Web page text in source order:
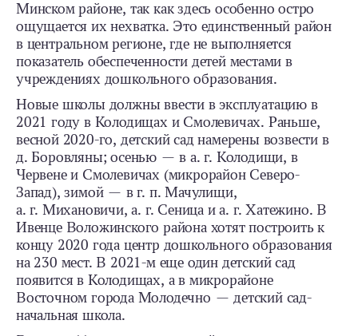
Минском районе, так как здесь особенно остро
ощущается их нехватка. Это единственный район
в центральном регионе, где не выполняется
показатель обеспеченности детей местами в
учреждениях дошкольного образования.
Новые школы должны ввести в эксплуатацию в
2021 году в Колодищах и Смолевичах. Раньше,
весной 2020-го, детский сад намерены возвести в
д. Боровляны; осенью — в а. г. Колодищи, в
Червене и Смолевичах (микрорайон Северо-
Запад), зимой — в г. п. Мачулищи,
а. г. Михановичи, а. г. Сеница и а. г. Хатежино. В
Ивенце Воложинского района хотят построить к
концу 2020 года центр дошкольного образования
на 230 мест. В 2021-м еще один детский сад
появится в Колодищах, а в микрорайоне
Восточном города Молодечно — детский сад-
начальная школа.